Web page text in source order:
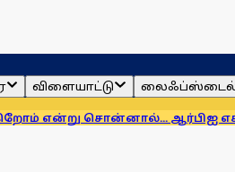
விளையாட்டு
சொன்னால்... ஆர்பிஐ எச்சரிக்கை